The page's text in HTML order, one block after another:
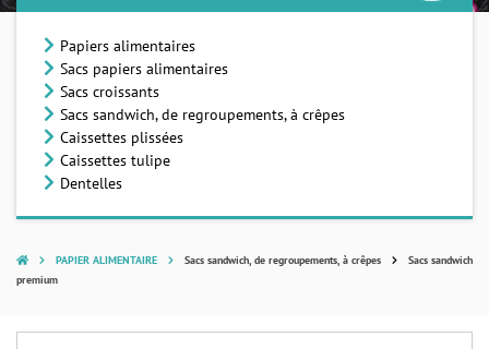
Papiers alimentaires
Sacs papiers alimentaires
Sacs croissants
Sacs sandwich, de regroupements, à crêpes
Caissettes plissées
Caissettes tulipe
Dentelles
PAPIER ALIMENTAIRE Sacs sandwich, de regroupements, à crêpes
Sacs sandwich
premium